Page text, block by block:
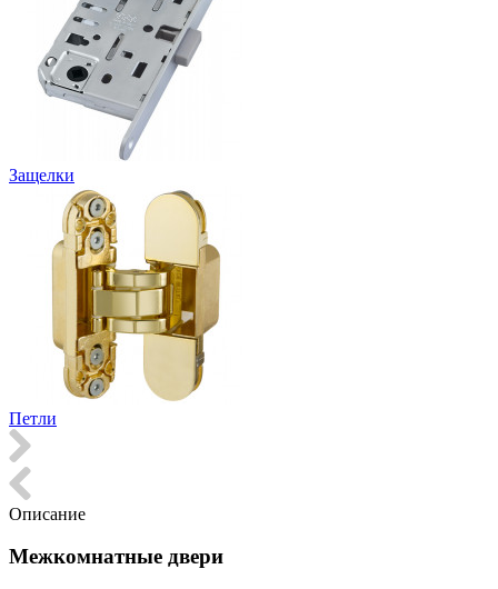
Защелки
Петли
Описание
Межкомнатные двери